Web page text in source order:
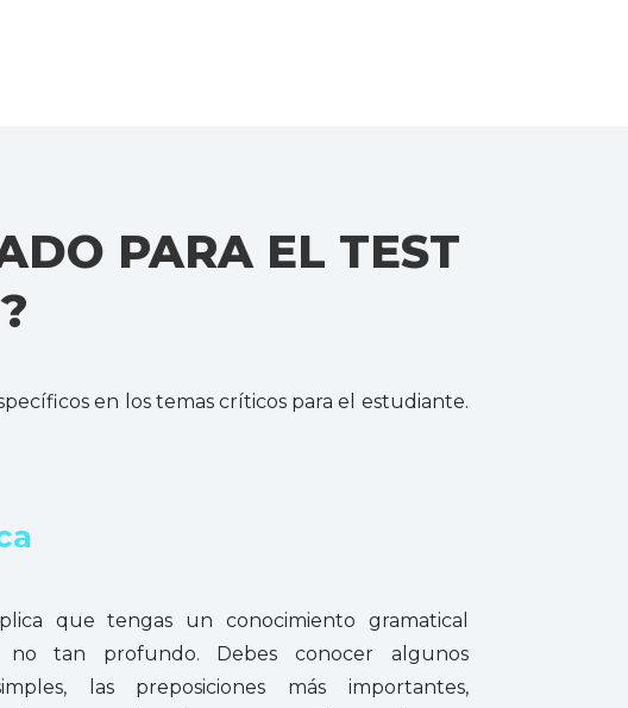
PARA EL TEST
en los temas críticos para el estudiante.
que tengas un conocimiento gramatical
no tan profundo. Debes conocer algunos
las preposiciones más importantes,